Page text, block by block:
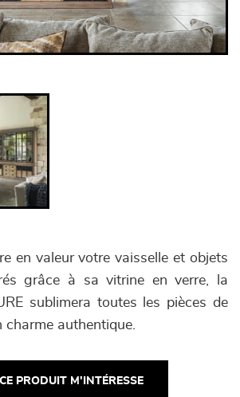
en valeur votre vaisselle et objets
grâce à sa vitrine en verre, la
sublimera toutes les pièces de
charme authentique.
CE PRODUIT M'INTÉRESSE